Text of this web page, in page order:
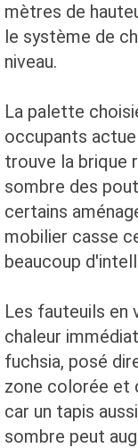
mètres de
le système de
niveau.
La palette
occupants
trouve la brique
sombre des
certains
mobilier casse
beaucoup
Les fauteuils en
chaleur
fuchsia, posé
zone colorée et
car un tapis
sombre peut